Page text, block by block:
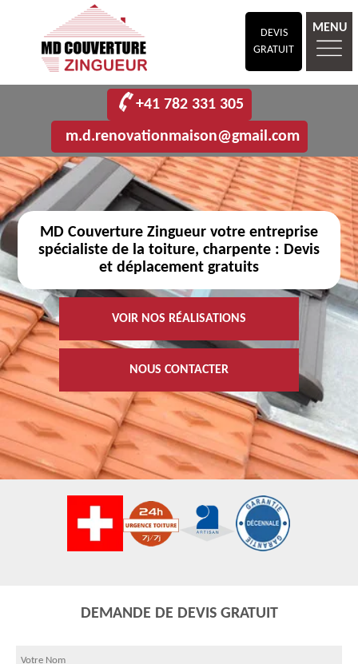
DEVIS
GRATUIT
MENU
+41 782 331 305
m.d.renovationmaison@gmail.com
MD Couverture Zingueur votre entreprise
spécialiste de la toiture, charpente : Devis
et déplacement gratuits
VOIR NOS RÉALISATIONS
NOUS CONTACTER
DEMANDE DE DEVIS GRATUIT